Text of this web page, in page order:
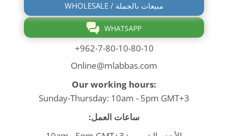
WHOLESALE / مبيعات بالجملة
WHATSAPP
+962-7-80-10-80-10
Online@mlabbas.com
Our working hours:
Sunday-Thursday: 10am - 5pm GMT+3
ساعات العمل: